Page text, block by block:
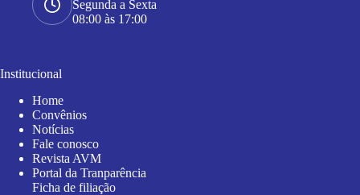
Segunda a Sexta
08:00 às 17:00
Institucional
Home
Convênios
Notícias
Fale conosco
Revista AVM
Portal da Tranparência
Ficha de filiação